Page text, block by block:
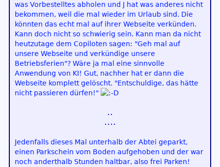
was Vorbestelltes abholen und J hat was anderes nicht
bekommen, weil die mal wieder im Urlaub sind. Die
könnten das echt mal auf ihrer Webseite verkünden.
Kann doch nicht so schwierig sein. Kann man da nicht
heutzutage dem Copiloten sagen: "Geh mal auf
unsere Webseite und verkündige unsere
Betriebsferien"? Wäre ja mal eine sinnvolle
Anwendung von KI! Gut, nachher hat er dann die
Webseite komplett gelöscht. "Entschuldige, das hätte
nicht passieren dürfen!"
Jedenfalls dieses Mal unterhalb der Abtei geparkt,
einen Parkschein vom Boden aufgehoben und der war
noch anderthalb Stunden haltbar, also frei Parken!